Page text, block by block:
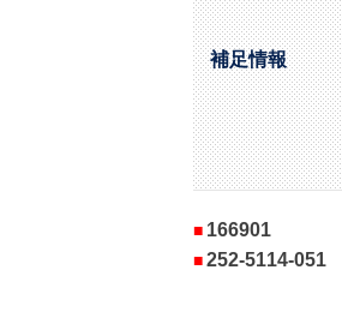
補足情報
166901
252-5114-051